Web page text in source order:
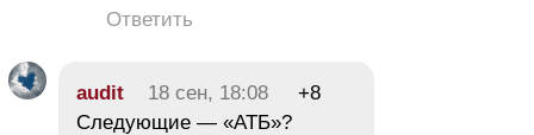
Ответить
audit 18 сен, 18:08
+8
Следующие — «АТБ»?